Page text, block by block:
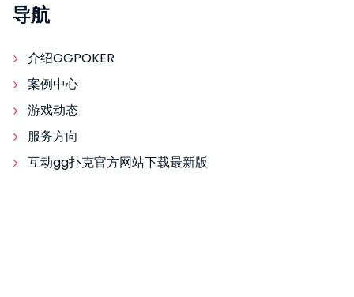
导航
介绍GGPOKER
案例中心
游戏动态
服务方向
互动gg扑克官方网站下载最新版